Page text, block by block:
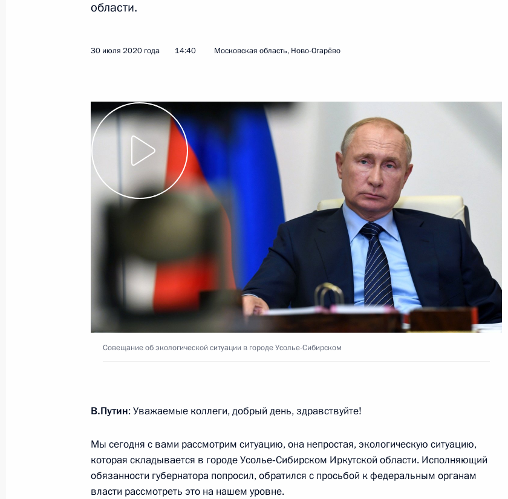
Приветствие организаторам, участникам и гостям
Международного военно-технического форума «Армия-2020»
и Армейских международных игр – 2020
23 августа 2020 года, 13:00
20 августа 2020 года, четверг
Встреча с выпускниками программы развития кадрового
управленческого резерва
20 августа 2020 года, 15:00 Московская область, Ново-Огарёво
4
18 августа 2020 года, вторник
Встреча с главой компании «Роснефть» Игорем Сечиным
18 августа 2020 года, 14:05 Московская область, Ново-Огарёво
области.
30 июля 2020 года 14:40 Московская область, Ново-Огарёво
Совещание об экологической ситуации в городе Усолье-Сибирском
В.Путин: Уважаемые коллеги, добрый день, здравствуйте!
Мы сегодня с вами рассмотрим ситуацию, она непростая, экологическую ситуацию,
которая складывается в городе Усолье‑Сибирском Иркутской области. Исполняющий
обязанности губернатора попросил, обратился с просьбой к федеральным органам
власти рассмотреть это на нашем уровне.